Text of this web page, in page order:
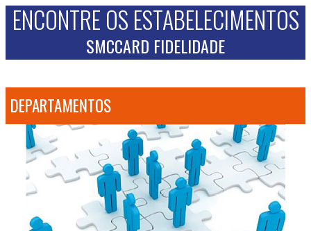
ENCONTRE OS ESTABELECIMENTOS
SMCCARD FIDELIDADE
DEPARTAMENTOS